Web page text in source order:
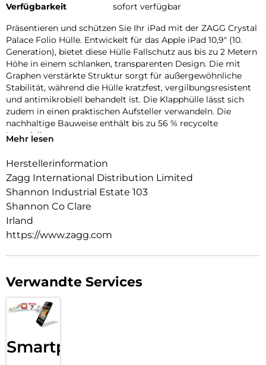
Verfügbarkeit
sofort verfügbar
Präsentieren und schützen Sie Ihr iPad mit der ZAGG Crystal
Palace Folio Hülle. Entwickelt für das Apple iPad 10,9″ (10.
Generation), bietet diese Hülle Fallschutz aus bis zu 2 Metern
Höhe in einem schlanken, transparenten Design. Die mit
Graphen verstärkte Struktur sorgt für außergewöhnliche
Stabilität, während die Hülle kratzfest, vergilbungsresistent
und antimikrobiell behandelt ist. Die Klapphülle lässt sich
zudem in einen praktischen Aufsteller verwandeln. Die
nachhaltige Bauweise enthält bis zu 56 % recycelte
Materialien.
Mehr lesen
Herstellerinformation
Zagg International Distribution Limited
Shannon Industrial Estate 103
Shannon Co Clare
Irland
https://www.zagg.com
Verwandte Services
Smartphone